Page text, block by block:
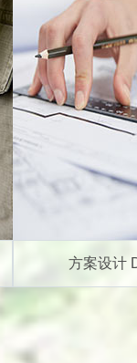
方案设计